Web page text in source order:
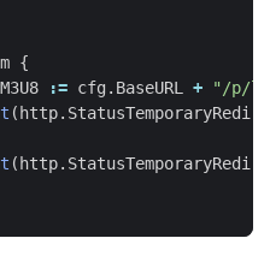
{
:= cfg . BaseURL +
"/p/
( http.
( http.